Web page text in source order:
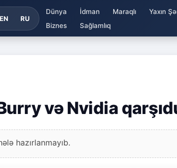
EN RU
Dünya İdman Maraqlı Yaxın
Biznes
Sağlamlıq
və Nvidia
hazırlanmayıb.